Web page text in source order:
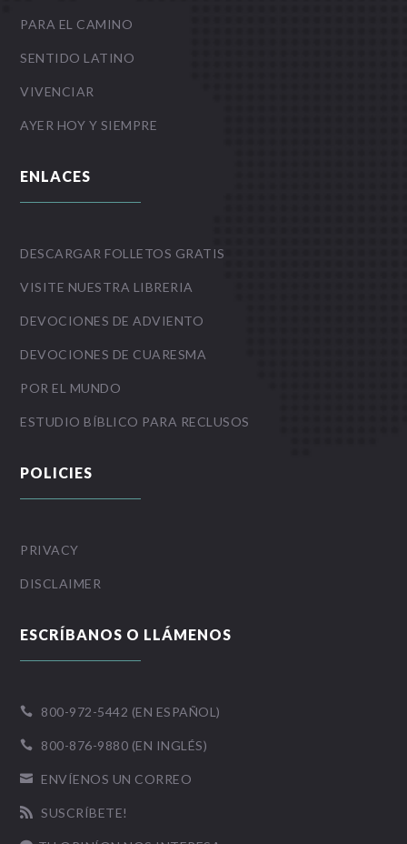
PARA EL CAMINO
SENTIDO LATINO
VIVENCIAR
AYER HOY Y SIEMPRE
ENLACES
DESCARGAR FOLLETOS GRATIS
VISITE NUESTRA LIBRERIA
DEVOCIONES DE ADVIENTO
DEVOCIONES DE CUARESMA
POR EL MUNDO
ESTUDIO BÍBLICO PARA RECLUSOS
POLICIES
PRIVACY
DISCLAIMER
ESCRÍBANOS O LLÁMENOS
 800-972-5442 (EN ESPAÑOL)
 800-876-9880 (EN INGLÉS)
 ENVÍENOS UN CORREO
 SUSCRÍBETE!